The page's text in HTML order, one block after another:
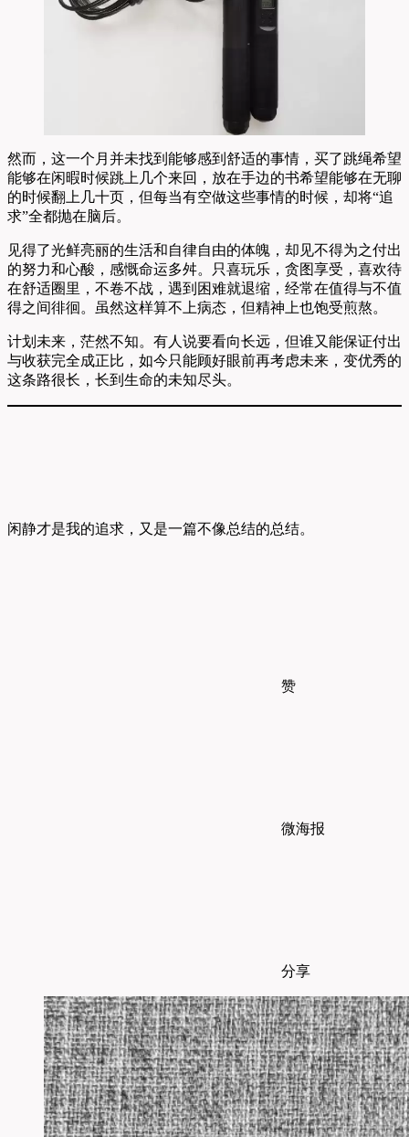
然而，这一个月并未找到能够感到舒适的事情，买了跳绳希望
能够在闲暇时候跳上几个来回，放在手边的书希望能够在无聊
的时候翻上几十页，但每当有空做这些事情的时候，却将“追
求”全都抛在脑后。
见得了光鲜亮丽的生活和自律自由的体魄，却见不得为之付出
的努力和心酸，感慨命运多舛。只喜玩乐，贪图享受，喜欢待
在舒适圈里，不卷不战，遇到困难就退缩，经常在值得与不值
得之间徘徊。虽然这样算不上病态，但精神上也饱受煎熬。
计划未来，茫然不知。有人说要看向长远，但谁又能保证付出
与收获完全成正比，如今只能顾好眼前再考虑未来，变优秀的
这条路很长，长到生命的未知尽头。
闲静才是我的追求，又是一篇不像总结的总结。
赞
微海报
分享